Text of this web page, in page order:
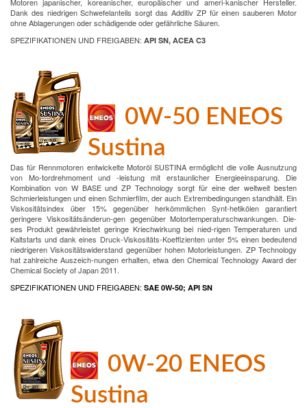
Dank des niedrigen Schwefelanteils sorgt das Additiv ZP für einen sauberen Motor
ohne Ablagerungen oder schädigende oder gefährliche Säuren.
SPEZIFIKATIONEN UND FREIGABEN: API SN, ACEA C3
0W-50 ENEOS
Sustina
Das für Rennmotoren entwickelte Motoröl SUSTINA ermöglicht die volle Ausnutzung
von Mo-tordrehmoment und -leistung mit erstaunlicher Energieeinsparung. Die
Kombination von W BASE und ZP Technology sorgt für eine der weltweit besten
Schmierleistungen und einen Schmierfilm, der auch Extrembedingungen standhält. Ein
Viskositätsindex über 15% gegenüber herkömmlichen Synt-hetikölen garantiert
geringere Viskositätsänderun-gen gegenüber Motortemperaturschwankungen. Die-
ses Produkt gewährleistet geringe Kriechwirkung bei nied-rigen Temperaturen und
Kaltstarts und dank eines Druck-Viskositäts-Koeffizienten unter 5% einen bedeutend
niedrigeren Viskositätswiderstand gegenüber hohen Motorleistungen. ZP Technology
hat zahlreiche Auszeich-nungen erhalten, etwa den Chemical Technology Award der
Chemical Society of Japan 2011.
SPEZIFIKATIONEN UND FREIGABEN: SAE 0W-50; API SN
0W-20 ENEOS
Sustina